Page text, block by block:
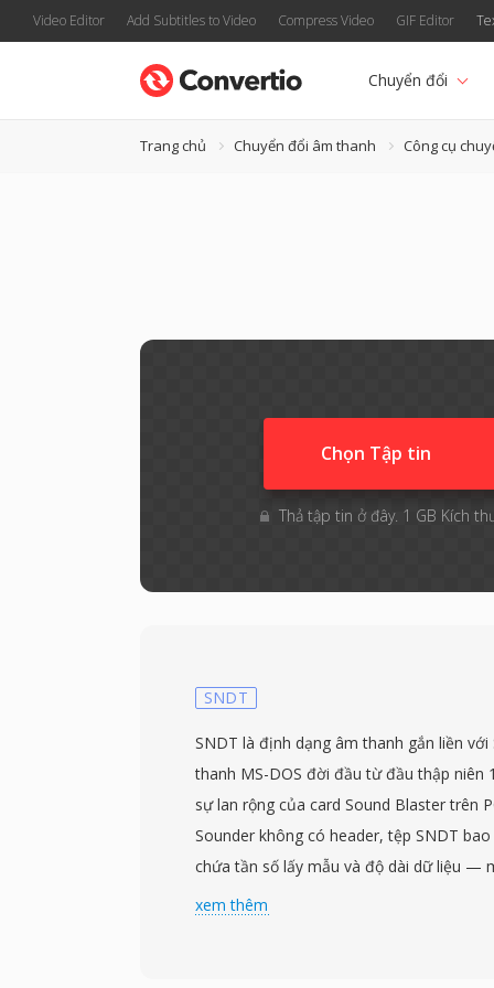
Video Editor Add Subtitles to Video Compress Video GIF Editor
Chuyển đổi
Trang chủ Chuyển đổi âm thanh Công cụ
Chọn Tập tin
Thả tập tin ở đây. 1 GB Kích
SNDT
SNDT là định dạng âm thanh gắn liền
thanh MS-DOS đời đầu từ đầu thập niên
sự lan rộng của card Sound Blaster trên
Sounder không có header, tệp SNDT
chứa tần số lấy mẫu và độ dài dữ liệu —
phần mềm phát lại tự động xác định thời
xem thêm